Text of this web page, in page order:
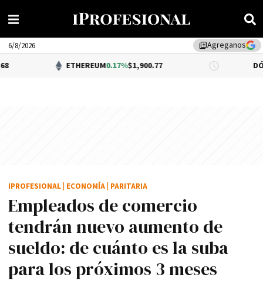
library_addAgreganos
6/8/2026
ETHEREUM0.17%$1,900.77 DÓLAR BNA
Empleados de comercio
tendrán nuevo aumento de
sueldo: de cuánto es la suba
para los próximos 3 meses
IPROFESIONAL ECONOMÍA PARITARIA